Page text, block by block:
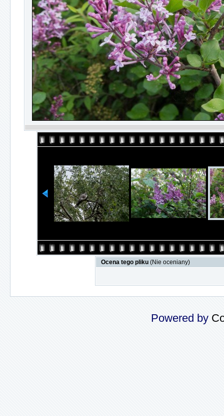
Ocena tego pliku (Nie oceniany)
Powered by